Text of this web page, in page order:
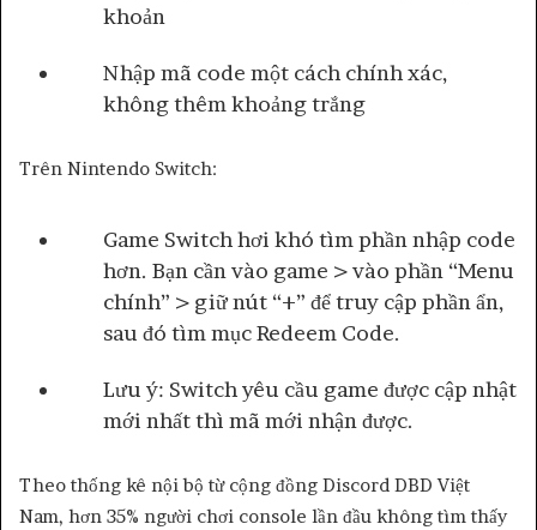
khoản
Nhập mã code một cách chính xác,
không thêm khoảng trắng
Trên Nintendo Switch:
Game Switch hơi khó tìm phần nhập code
hơn. Bạn cần vào game > vào phần “Menu
chính” > giữ nút “+” để truy cập phần ẩn,
sau đó tìm mục Redeem Code.
Lưu ý: Switch yêu cầu game được cập nhật
mới nhất thì mã mới nhận được.
Theo thống kê nội bộ từ cộng đồng Discord DBD Việt
Nam, hơn 35% người chơi console lần đầu không tìm thấy